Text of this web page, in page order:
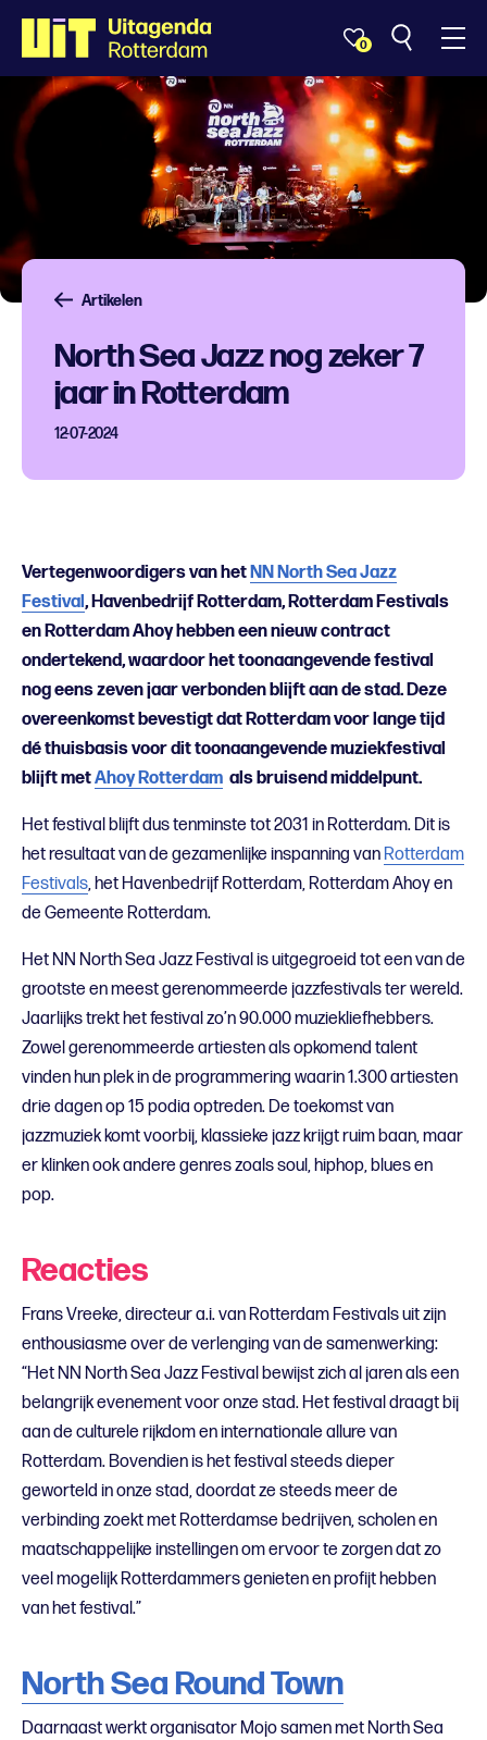
0
Artikelen
North Sea Jazz nog zeker 7
jaar in Rotterdam
12-07-2024
Vertegenwoordigers van hetNN North Sea Jazz
Festival, Havenbedrijf Rotterdam, Rotterdam Festivals
en Rotterdam Ahoy hebben een nieuw contract
ondertekend, waardoor het toonaangevende festival
nog eens zeven jaar verbonden blijft aan de stad. Deze
overeenkomst bevestigt dat Rotterdam voor lange tijd
dé thuisbasis voor dit toonaangevende muziekfestival
blijft metAhoy Rotterdam als bruisend middelpunt.
Het festival blijft dus tenminste tot 2031 in Rotterdam. Dit is
het resultaat van de gezamenlijke inspanning vanRotterdam
Festivals, het Havenbedrijf Rotterdam, Rotterdam Ahoy en
de Gemeente Rotterdam.
Het NN North Sea Jazz Festival is uitgegroeid tot een van de
grootste en meest gerenommeerde jazzfestivals ter wereld.
Jaarlijks trekt het festival zo’n 90.000 muziekliefhebbers.
Zowel gerenommeerde artiesten als opkomend talent
vinden hun plek in de programmering waarin 1.300 artiesten
drie dagen op 15 podia optreden. De toekomst van
jazzmuziek komt voorbij, klassieke jazz krijgt ruim baan, maar
er klinken ook andere genres zoals soul, hiphop, blues en
pop.
Reacties
Frans Vreeke, directeur a.i. van Rotterdam Festivals uit zijn
enthousiasme over de verlenging van de samenwerking:
“Het NN North Sea Jazz Festival bewijst zich al jaren als een
belangrijk evenement voor onze stad. Het festival draagt bij
aan de culturele rijkdom en internationale allure van
Rotterdam. Bovendien is het festival steeds dieper
geworteld in onze stad, doordat ze steeds meer de
verbinding zoekt met Rotterdamse bedrijven, scholen en
maatschappelijke instellingen om ervoor te zorgen dat zo
veel mogelijk Rotterdammers genieten en profijt hebben
van het festival.”
North Sea Round Town
Daarnaast werkt organisator Mojo samen met North Sea